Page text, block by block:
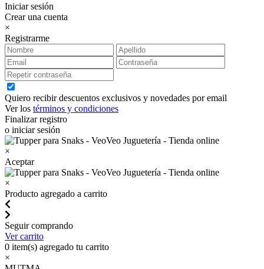
Iniciar sesión
Crear una cuenta
×
Registrarme
Quiero recibir descuentos exclusivos y novedades por email
Ver los términos y condiciones
Finalizar registro
o iniciar sesión
×
Aceptar
×
Producto agregado a carrito
Seguir comprando
Ver carrito
0 item(s) agregado tu carrito
×